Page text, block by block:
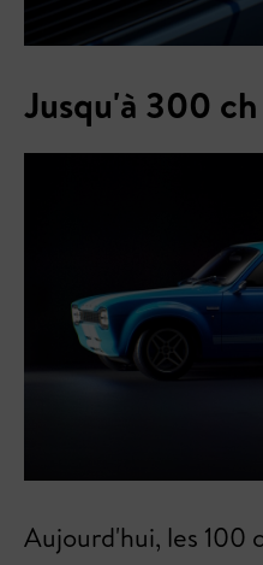
Jusqu'à 300 ch
Aujourd'hui, les 100